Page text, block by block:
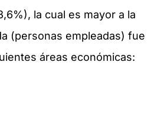
la cual es mayor a la
(personas empleadas) fue
áreas económicas: